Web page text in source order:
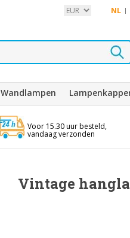
NL
Wandlampen
Voor 15.30 uur besteld,
vandaag verzonden
Vintage